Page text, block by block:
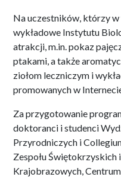
Na uczestników, którzy
wykładowe Instytutu
atrakcji, m.in. pokaz
ptakami, a także
ziołom leczniczym i
promowanych w
Za przygotowanie
doktoranci i studenci
Przyrodniczych i
Zespołu
Krajobrazowych,